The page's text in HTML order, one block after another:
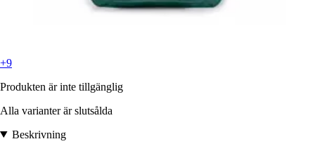
+9
Produkten är inte tillgänglig
Alla varianter är slutsålda
Beskrivning